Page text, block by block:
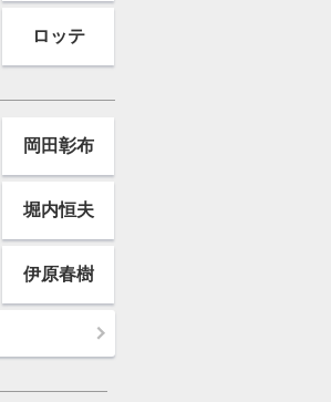
ロッテ
岡田彰布
堀内恒夫
伊原春樹